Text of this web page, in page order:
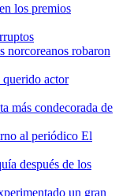
los premios
norcoreanos robaron
actor
más condecorada de
al periódico El
después de los
un gran